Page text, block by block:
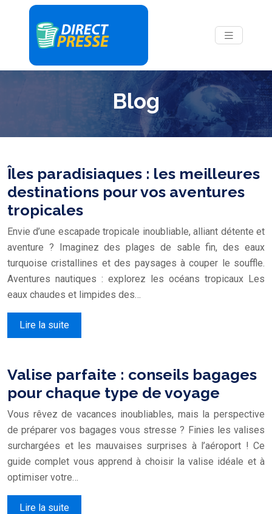
Blog
Îles paradisiaques : les meilleures
destinations pour vos aventures
tropicales
Envie d’une escapade tropicale inoubliable, alliant détente et
aventure ? Imaginez des plages de sable fin, des eaux
turquoise cristallines et des paysages à couper le souffle.
Aventures nautiques : explorez les océans tropicaux Les
eaux chaudes et limpides des…
Lire la suite
Valise parfaite : conseils bagages
pour chaque type de voyage
Vous rêvez de vacances inoubliables, mais la perspective
de préparer vos bagages vous stresse ? Finies les valises
surchargées et les mauvaises surprises à l’aéroport ! Ce
guide complet vous apprend à choisir la valise idéale et à
optimiser votre…
Lire la suite